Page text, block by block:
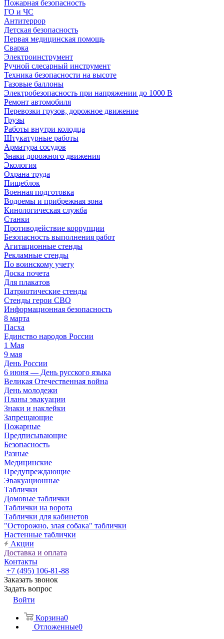
Пожарная безопасность
ГО и ЧС
Антитеррор
Детская безопасность
Первая медицинская помощь
Сварка
Электроинструмент
Ручной слесарный инструмент
Техника безопасности на высоте
Газовые баллоны
Электробезопасность при напряжении до 1000 В
Ремонт автомобиля
Перевозки грузов, дорожное движение
Грузы
Работы внутри колодца
Штукатурные работы
Арматура сосудов
Знаки дорожного движения
Экология
Охрана труда
Пищеблок
Военная подготовка
Водоемы и прибрежная зона
Кинологическая служба
Станки
Противодействие коррупции
Безопасность выполнения работ
Агитационные стенды
Рекламные стенды
По воинскому учету
Доска почета
Для плакатов
Патриотические стенды
Стенды герои СВО
Информационная безопасность
8 марта
Пасха
Единство народов России
1 Мая
9 мая
День России
6 июня — День русского языка
Великая Отечественная война
День молодежи
Планы эвакуации
Знаки и наклейки
Запрещающие
Пожарные
Предписывающие
Безопасность
Разные
Медицинские
Предупреждающие
Эвакуационные
Таблички
Домовые таблички
Таблички на ворота
Таблички для кабинетов
"Осторожно, злая собака" таблички
Настенные таблички
Акции
Доставка и оплата
Контакты
+7 (495) 106-81-88
Заказать звонок
Задать вопрос
Войти
Корзина0
Отложенные0